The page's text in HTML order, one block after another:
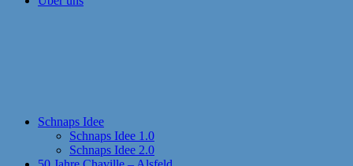
Schnaps Idee
Schnaps Idee 1.0
Schnaps Idee 2.0